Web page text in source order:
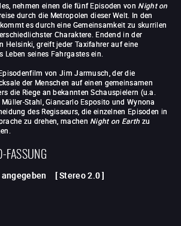
nehmen einen die fünf Episoden von Night on
durch die Metropolen dieser Welt. In den
es durch eine Gemeinsamkeit zu skurrilen
Charaktere. Endend in der
Helsinki, greift jeder Taxifahrer auf eine
seines Fahrgastes ein.
von Jim Jarmusch, der die
der Menschen auf einen gemeinsamen
die Riege an bekannten Schauspielern (u.a.
Stahl, Giancarlo Esposito und Wynona
des Regisseurs, die einzelnen Episoden in
zu drehen, machen Night on Earth zu
FASSUNG
[Stereo 2.0]